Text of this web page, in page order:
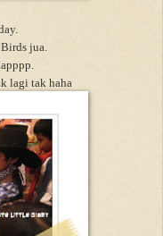
jua.
lagi tak haha